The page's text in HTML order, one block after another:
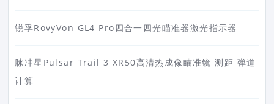
锐孚RovyVon GL4 Pro四合一四光瞄准器激光指示器
脉冲星Pulsar Trail 3 XR50高清热成像瞄准镜 测距 弹道
计算